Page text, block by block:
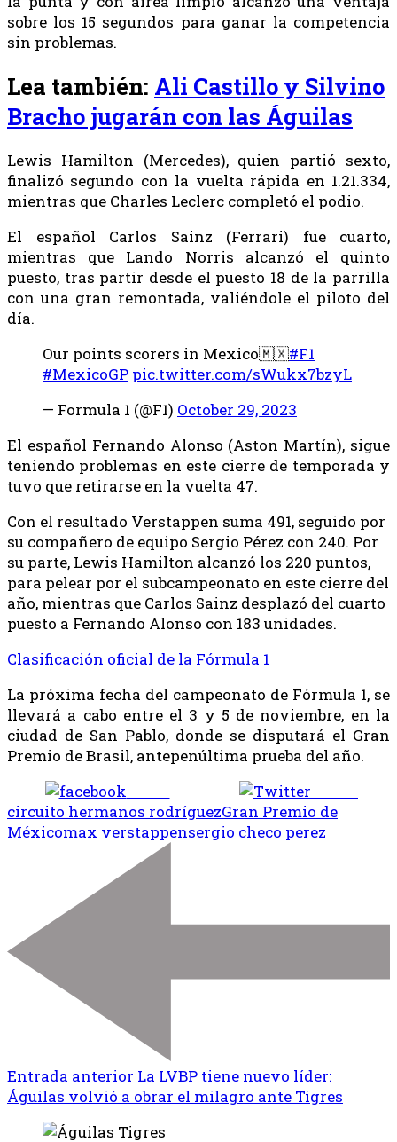
sobre los 15 segundos para ganar la competencia
sin problemas.
Lea también: Ali Castillo y Silvino
Bracho jugarán con las Águilas
Lewis Hamilton (Mercedes), quien partió sexto,
finalizó segundo con la vuelta rápida en 1.21.334,
mientras que Charles Leclerc completó el podio.
El español Carlos Sainz (Ferrari) fue cuarto,
mientras que Lando Norris alcanzó el quinto
puesto, tras partir desde el puesto 18 de la parrilla
con una gran remontada, valiéndole el piloto del
día.
Our points scorers in Mexico🇲🇽#F1
#MexicoGP pic.twitter.com/sWukx7bzyL
— Formula 1 (@F1) October 29, 2023
El español Fernando Alonso (Aston Martín), sigue
teniendo problemas en este cierre de temporada y
tuvo que retirarse en la vuelta 47.
Con el resultado Verstappen suma 491, seguido por
su compañero de equipo Sergio Pérez con 240. Por
su parte, Lewis Hamilton alcanzó los 220 puntos,
para pelear por el subcampeonato en este cierre del
año, mientras que Carlos Sainz desplazó del cuarto
puesto a Fernando Alonso con 183 unidades.
Clasificación oficial de la Fórmula 1
La próxima fecha del campeonato de Fórmula 1, se
llevará a cabo entre el 3 y 5 de noviembre, en la
ciudad de San Pablo, donde se disputará el Gran
Premio de Brasil, antepenúltima prueba del año.
circuito hermanos rodríguezGran Premio de
Méxicomax verstappensergio checo perez
Entrada anterior La LVBP tiene nuevo líder:
Águilas volvió a obrar el milagro ante Tigres